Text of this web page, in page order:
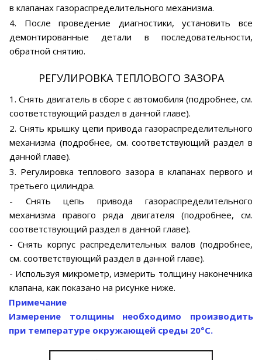
в клапанах газораспределительного механизма.
4. После проведение диагностики, установить все
демонтированные детали в последовательности,
обратной снятию.
РЕГУЛИРОВКА ТЕПЛОВОГО ЗАЗОРА
1. Снять двигатель в сборе с автомобиля (подробнее, см.
соответствующий раздел в данной главе).
2. Снять крышку цепи привода газораспределительного
механизма (подробнее, см. соответствующий раздел в
данной главе).
3. Регулировка теплового зазора в клапанах первого и
третьего цилиндра.
- Снять цепь привода газораспределительного
механизма правого ряда двигателя (подробнее, см.
соответствующий раздел в данной главе).
- Снять корпус распределительных валов (подробнее,
см. соответствующий раздел в данной главе).
- Используя микрометр, измерить толщину наконечника
клапана, как показано на рисунке ниже.
Примечание
Измерение толщины необходимо производить
при температуре окружающей среды 20°С.